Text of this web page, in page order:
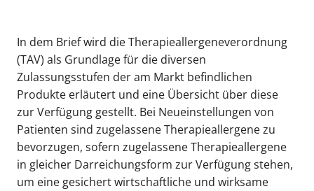
In dem Brief wird die Therapieallergeneverordnung
(TAV) als Grundlage für die diversen
Zulassungsstufen der am Markt befindlichen
Produkte erläutert und eine Übersicht über diese
zur Verfügung gestellt. Bei Neueinstellungen von
Patienten sind zugelassene Therapieallergene zu
bevorzugen, sofern zugelassene Therapieallergene
in gleicher Darreichungsform zur Verfügung stehen,
um eine gesichert wirtschaftliche und wirksame